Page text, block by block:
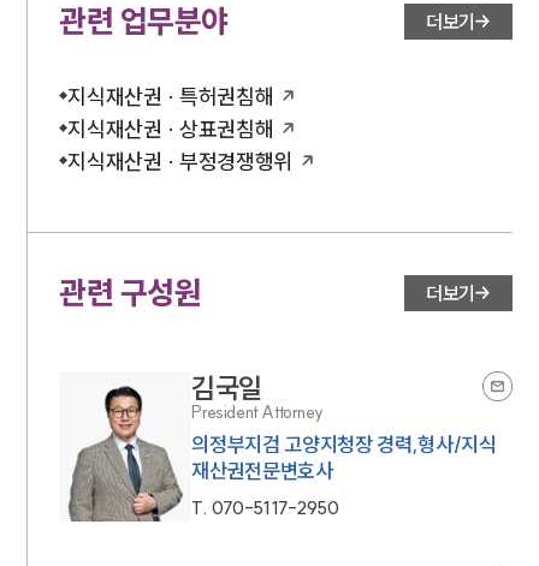
관련 업무분야 더보기
지식재산권 · 특허권침해
지식재산권 · 상표권침해
지식재산권 · 부정경쟁행위
관련 구성원 더보기
김국일
President Attorney
의정부지검 고양지청장 경력,형사/지식
재산권전문변호사
T. 070-5117-2950